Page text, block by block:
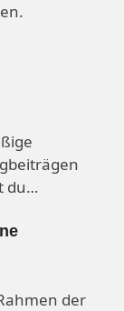
du…
der